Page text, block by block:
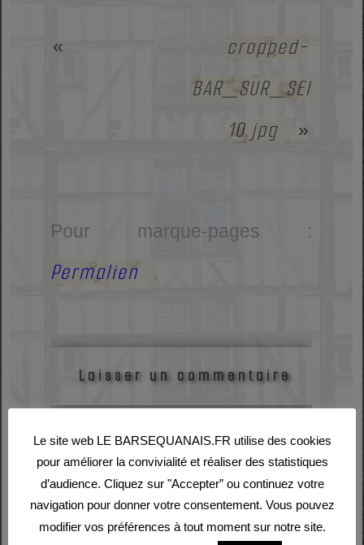
«
cropped-
BAR_SUR_SEINE-
10.jpg
»
Pour marque-pages :
Permalien .
Laisser un commentaire
sera pas publiée.
Les
champs obligatoires sont
Le site web LE BARSEQUANAIS.FR utilise des cookies
pour améliorer la convivialité et réaliser des statistiques
d’audience. Cliquez sur "Accepter” ou continuez votre
navigation pour donner votre consentement. Vous pouvez
modifier vos préférences à tout moment sur notre site.